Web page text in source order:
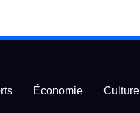
Économie Culture